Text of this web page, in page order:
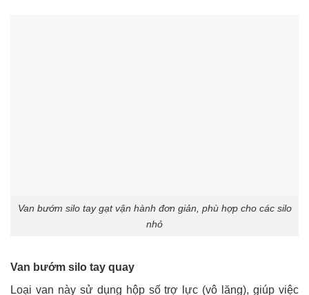
Van bướm silo tay gạt vận hành đơn giản, phù hợp cho các silo
nhỏ
Van bướm silo tay quay
Loại van này sử dụng hộp số trợ lực (vô lăng), giúp việc